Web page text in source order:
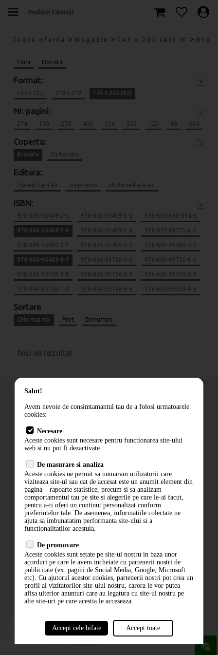
Toata oferta > Magazin > 145 x 205 (A5) >
Carti Donatii
Format:
165 x 235 210 x 210 145 x 205 (A5)
Nr. pagini:
274 120 270 400 334 256 120 80 664
Coperta:
Brosata Cartonata
Editura:
Psalmii Cantati Stephanus Multimedia Arad
ISBN:
978-606-95469-2-5 978-606-95469-3-2 978-606-698-054-8
978-606-95469-5-6 978-606-95469-1-8 978-973-88771-6-0
978-606-95469-0-1 978-606-95469-6-3 978-606-95469-7-0
978-606-95469-8-7 978-606-95726-0-3 978-606-95726-1-0
978-606-95726-5-8 978-606-95726-6-5 978-606-95726-8-9
978-606-95726-7-2 978-606-95726-9-6 978-630-95153-0-8
Sortare
Cele mai noi Pret Denumire
Nici un rezultat
Cum comand
Livrare
Contact
Politica de confidentialitate
ANPC
ABONARE LA NEWSLETTER
ABONARE
Salut!
Avem nevoie de consimtamantul tau de a folosi urmatoarele
cookies:
Necesare
Aceste cookies sunt necesare pentru functionarea site-ului
web si nu pot fi dezactivate
De masurare si analiza
Aceste cookies ne permit sa numaram utilizatorii care
viziteaza site-ul sau cat de accesat este un anumit element din
pagina – rapoarte statistice, precum si sa analizam
comportamentul tau pe site si alegerile pe care le-ai facut,
pentru a-ti oferi un continut personalizat conform
preferintelor tale. De asemenea, informatiile colectate ne
ajuta sa imbunatatim performanta site-ului si a
functionalitatilor acestuia.
De promovare
Aceste cookies sunt setate pe site-ul nostru in baza unor
acorduri pe care le avem incheiate cu partenerii nostri de
publicitate (ex. pagini de Social Media, Google, Microsoft
etc). Cu ajutorul acestor cookies, partenerii nostri pot crea un
profil al vizitatorilor site-ului nostru, carora le vor putea
afisa ulterior anunturi care au legatura cu site-ul nostru pe
alte site-uri pe care acestia le acceseaza.
Accept cele bifate Accept toate